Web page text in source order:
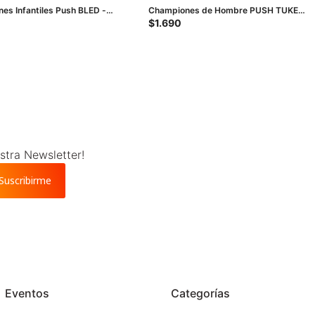
Infantiles Push BLED -
Championes de Hombre PUSH TUKE -
Blanco
$1.690
Eventos Categorías
Newsletter!